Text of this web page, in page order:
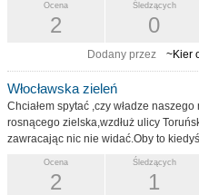
Śledzących
0
Ocena
2
Dodany przez ~Kier
Włocławska zieleń
Chciałem spytać ,czy władze
rosnącego zielska,wzdłuż ulicy
zawracając nic nie widać.Oby to
Śledzących
1
Ocena
2